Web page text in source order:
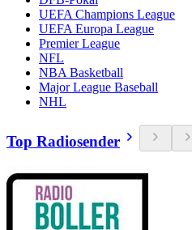
UEFA Champions League
UEFA Europa League
Premier League
NFL
NBA Basketball
Major League Baseball
NHL
Top Radiosender